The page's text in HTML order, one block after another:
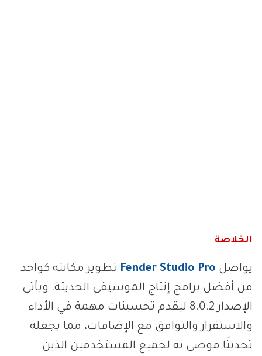
الخلاصة
يواصل Fender Studio Pro تطوير مكانته كواحد
من أفضل برامج إنتاج الموسيقى الحديثة. ويأتي
الإصدار 8.0.2 ليقدم تحسينات مهمة في الأداء
والاستقرار والتوافق مع الإضافات، مما يجعله
تحديثًا موصى به لجميع المستخدمين الذين